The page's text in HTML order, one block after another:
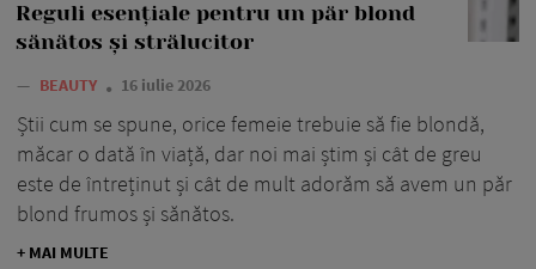
Reguli esențiale pentru un păr blond
sănătos și strălucitor
— BEAUTY 16 iulie 2026
Știi cum se spune, orice femeie trebuie să fie blondă,
măcar o dată în viață, dar noi mai știm și cât de greu
este de întreținut și cât de mult adorăm să avem un păr
blond frumos și sănătos.
+ MAI MULTE